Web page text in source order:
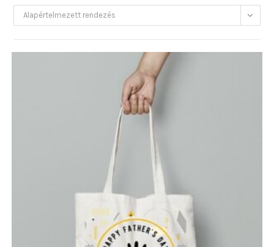
Alapértelmezett rendezés